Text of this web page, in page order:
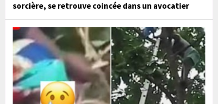
sorcière, se retrouve coincée dans un avocatier